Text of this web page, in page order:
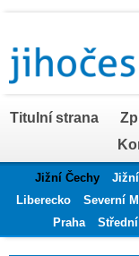
Titulní strana
Jižní Čechy
Liberecko
Severní
Praha